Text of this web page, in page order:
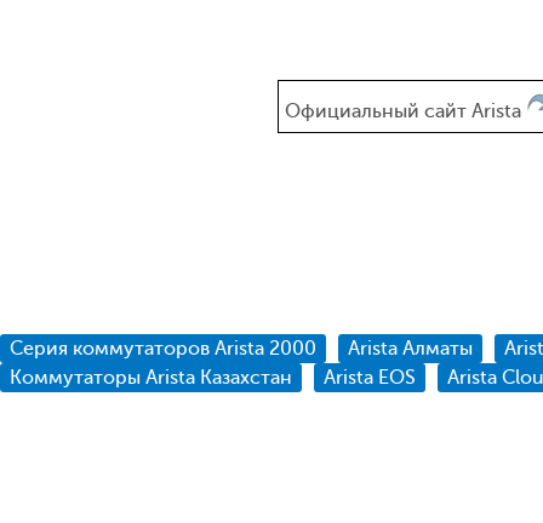
Официальный сайт Arista
Серия коммутаторов Arista 2000 Arista Алматы
Коммутаторы Arista Казахстан
Arista EOS Arista